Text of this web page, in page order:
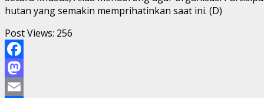
hutan yang semakin memprihatinkan saat ini. (D)
Post Views: 256
Facebook
Mastodon